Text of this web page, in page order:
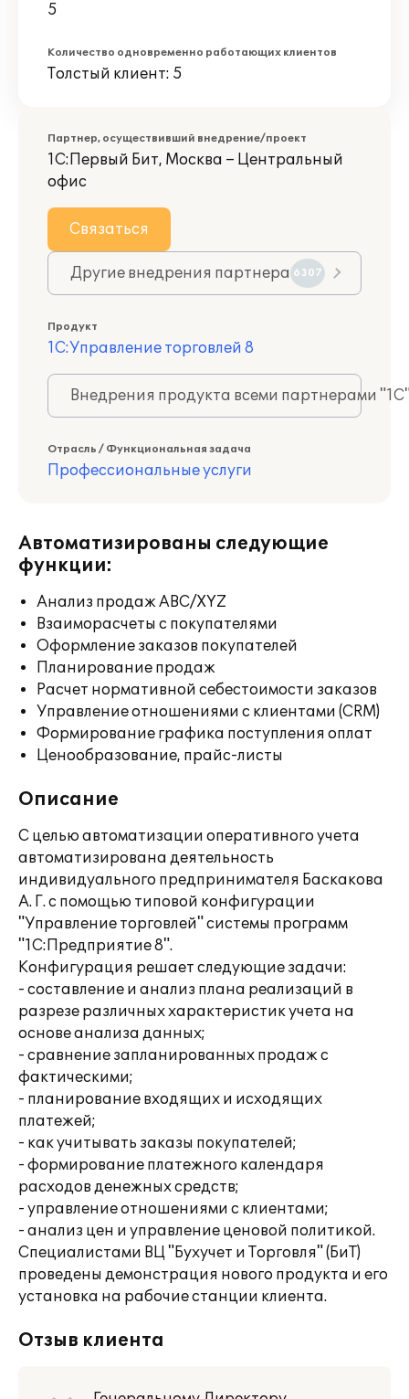
5
Количество одновременно работающих клиентов
Толстый клиент: 5
Партнер, осуществивший внедрение/проект
1С:Первый Бит, Москва – Центральный
офис
Связаться
Другие внедрения партнера 6307
Продукт
1С:Управление торговлей 8
Внедрения продукта всеми партнерами
Отрасль / Функциональная задача
Профессиональные услуги
Автоматизированы следующие
функции:
Анализ продаж ABC/XYZ
Взаиморасчеты с покупателями
Оформление заказов покупателей
Планирование продаж
Расчет нормативной себестоимости заказов
Управление отношениями с клиентами (CRM)
Формирование графика поступления оплат
Ценообразование, прайс-листы
Описание
С целью автоматизации оперативного учета
автоматизирована деятельность
индивидуального предпринимателя Баскакова
А. Г. с помощью типовой конфигурации
"Управление торговлей" системы программ
"1С:Предприятие 8".
Конфигурация решает следующие задачи:
- составление и анализ плана реализаций в
разрезе различных характеристик учета на
основе анализа данных;
- сравнение запланированных продаж с
фактическими;
- планирование входящих и исходящих
платежей;
- как учитывать заказы покупателей;
- формирование платежного календаря
расходов денежных средств;
- управление отношениями с клиентами;
- анализ цен и управление ценовой политикой.
Специалистами ВЦ "Бухучет и Торговля" (БиТ)
проведены демонстрация нового продукта и его
установка на рабочие станции клиента.
Отзыв клиента